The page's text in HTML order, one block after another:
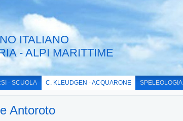
ITALIANO
- ALPI MARITTIME
- SCUOLA C. KLEUDGEN - ACQUARONE SPELEOLOGIA
Antoroto